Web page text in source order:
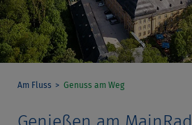
Am Fluss Genuss am Weg